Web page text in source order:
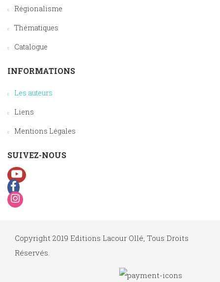
Régionalisme
Thématiques
Catalogue
INFORMATIONS
Les auteurs
Liens
Mentions Légales
SUIVEZ-NOUS
Copyright 2019 Editions Lacour Ollé, Tous Droits
Réservés.